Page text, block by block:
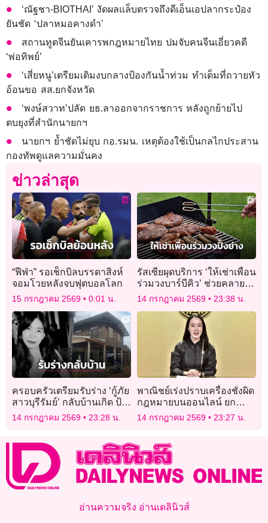
‘ณัฐชา-BIOTHAI’ งัดผลแล็บตรวจถึงดีเอ็นเอปลากระป๋อง
ยันชัด ‘ปลาหมอคางดำ’
สถานทูตจีนยันเคารพกฎหมายไทย ปมจับคนจีนเอี่ยวคดี
‘พ่อทิพย์’
‘เสี่ยหนู’เตรียมเติมงบกลางป้องกันน้ำท่วม ทำเต็มที่ถวายหัว
อ้อนขอ สส.ยกจังหวัด
‘พงษ์สวาท’ปลัด ยธ.ลาออกจากราชการ หลังถูกย้ายไป
ตบยุงที่สำนักนายกฯ
นายกฯ ย้ำชัดไม่ยุบ กอ.รมน. เหตุต้องใช้เป็นกลไกประสาน
กองทัพดูแลความมั่นคง
ข่าวล่าสุด
“ฟีฟ่า” รอเช็กบิลบรรดาสิงห์
จอมโวยหลังจบฟุตบอลโลก
15 กรกฎาคม 2569 0:01 น.
รัสเซียผุดบริการ ‘ให้เช่าเพื่อน
ร่วมวงบาร์บีคิว’ ช่วยคลาย
เหงา
14 กรกฎาคม 2569 23:38 น.
ครอบครัวเตรียมรับร่าง ‘กู้ภัย
สาวบุรีรัมย์’ กลับบ้านเกิด ป้า
เผยลางบอกเหตุ ก่อนรู้ข่าว
14 กรกฎาคม 2569 23:28 น.
พาณิชย์เร่งปราบเครื่องชั่งผิด
กฎหมายบนออนไลน์ ยก
ระดับมาตรฐานไทย-จีน
14 กรกฎาคม 2569 23:27 น.
อ่านความจริง อ่านเดลินิวส์